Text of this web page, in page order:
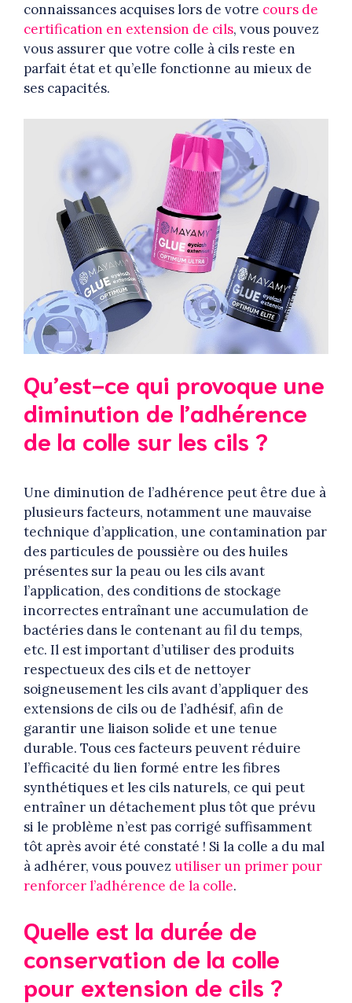
connaissances acquises lors de votre cours de
certification en extension de cils, vous pouvez
vous assurer que votre colle à cils reste en
parfait état et qu’elle fonctionne au mieux de
ses capacités.
Qu’est-ce qui provoque une
diminution de l’adhérence
de la colle sur les cils ?
Une diminution de l’adhérence peut être due à
plusieurs facteurs, notamment une mauvaise
technique d’application, une contamination par
des particules de poussière ou des huiles
présentes sur la peau ou les cils avant
l’application, des conditions de stockage
incorrectes entraînant une accumulation de
bactéries dans le contenant au fil du temps,
etc. Il est important d’utiliser des produits
respectueux des cils et de nettoyer
soigneusement les cils avant d’appliquer des
extensions de cils ou de l’adhésif, afin de
garantir une liaison solide et une tenue
durable. Tous ces facteurs peuvent réduire
l’efficacité du lien formé entre les fibres
synthétiques et les cils naturels, ce qui peut
entraîner un détachement plus tôt que prévu
si le problème n’est pas corrigé suffisamment
tôt après avoir été constaté ! Si la colle a du mal
à adhérer, vous pouvez utiliser un primer pour
renforcer l’adhérence de la colle.
Quelle est la durée de
conservation de la colle
pour extension de cils ?